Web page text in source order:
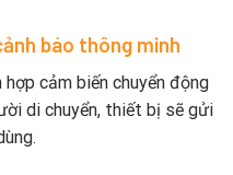
báo thông minh
hợp cảm biến chuyển động
di chuyển, thiết bị sẽ gửi